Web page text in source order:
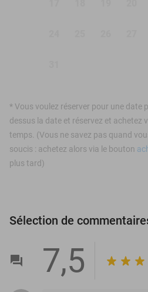
*Vous voulez réserver pour une date
dessus la date et réservez et achetez
temps. (Vous ne savez pas quand
soucis : achetez alors via le bouton
plus tard)
Sélection de
7,5